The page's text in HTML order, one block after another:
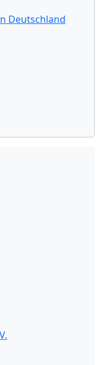
Deutschland